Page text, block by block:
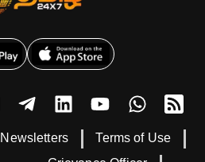
Newsletters
Terms of Use